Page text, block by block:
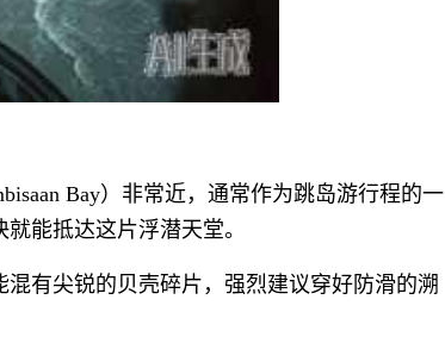
Bay）非常近，通常作为跳岛游行程的一
能抵达这片浮潜天堂。
有尖锐的贝壳碎片，强烈建议穿好防滑的溯